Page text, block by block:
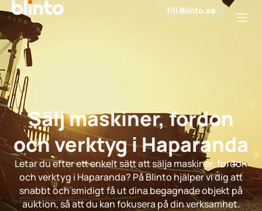
Till Blinto.se
Sälj maskiner, fordon
och verktyg i Haparanda
Letar du efter ett enkelt sätt att sälja maskiner, fordon
och verktyg i Haparanda? På Blinto hjälper vi dig att
snabbt och smidigt få ut dina begagnade objekt på
auktion, så att du kan fokusera på din verksamhet.